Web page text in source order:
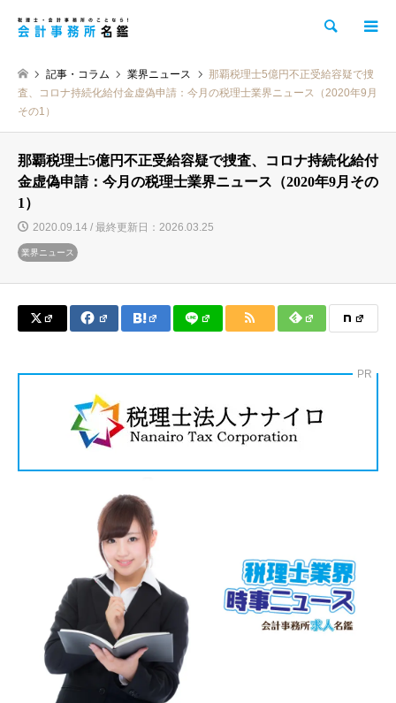
検索
記事・コラム 業界ニュース
那覇税理士5億円不正受給容疑で捜
査、コロナ持続化給付金虚偽申請：今月の税理士業界ニュース（2020年9月
その1）
那覇税理士5億円不正受給容疑で捜査、コロナ持続化給付
金虚偽申請：今月の税理士業界ニュース（2020年9月その
1）
2020.09.14 / 最終更新日：2026.03.25
業界ニュース
PR